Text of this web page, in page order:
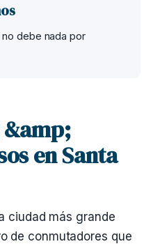
debe nada por
&amp;
en Santa
ciudad más grande
de conmutadores que